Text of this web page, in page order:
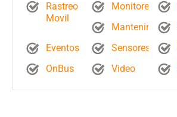
Rastreo
Movil
Monitoreo
Eventos
Sensores
OnBus
Video